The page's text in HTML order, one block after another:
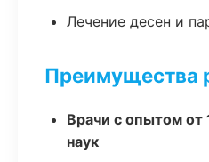
Лечение десен и
Преимущества
Врачи с опытом от
наук